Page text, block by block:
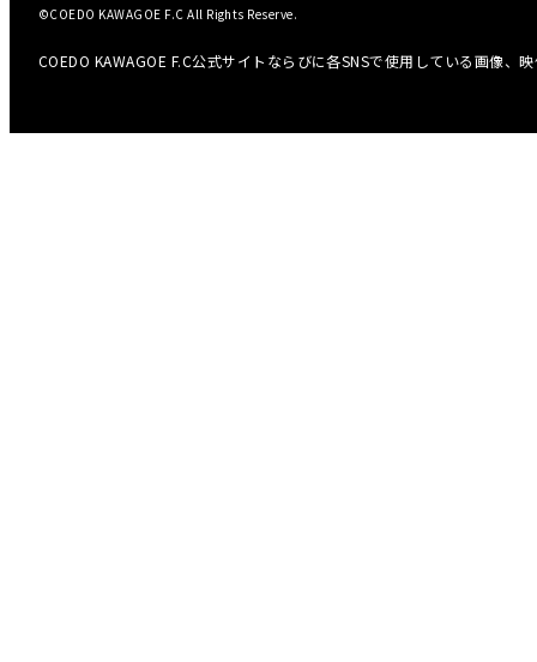
COEDO KAWAGOE F.C公式サイトならびに各SNSで使用している画像、
©COEDO KAWAGOE F.C All Rights Reserve.